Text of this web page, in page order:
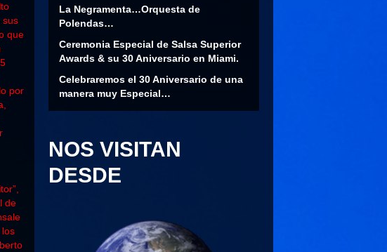
La Negramenta…Orquesta de
Polendas…
Ceremonia Especial de Salsa Superior
Awards & su 30 Aniversario en Miami.
Celebraremos el 30 Aniversario de una
manera muy Especial…
NOS VISITAN
DESDE
sus
que
por
de
los